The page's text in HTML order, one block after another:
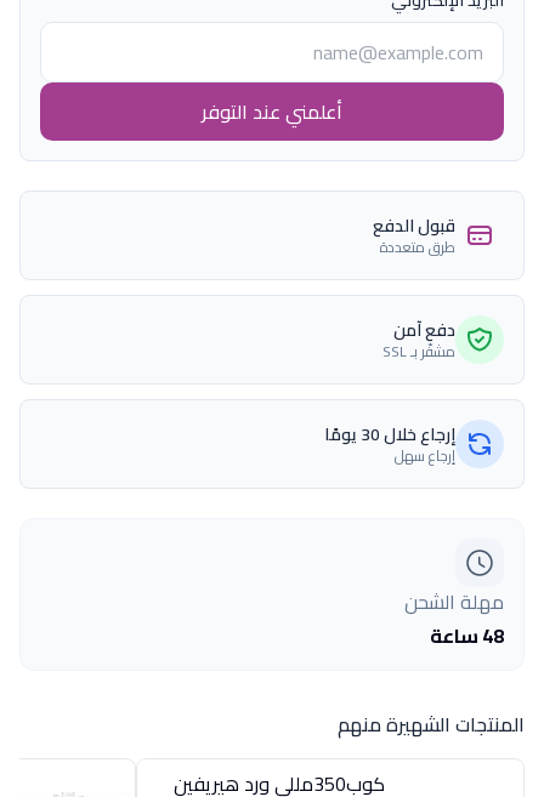
أعلمني عند التوفر
قبول الدفع
طرق متعددة
دفع آمن
مشفّر بـ SSL
إرجاع خلال 30 يومًا
إرجاع سهل
مهلة الشحن
48 ساعة
المنتجات الشهيرة منهم
كوب350مللى ورد هيريفين